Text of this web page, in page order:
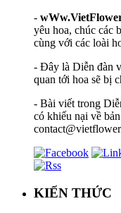
-
yêu hoa, chúc các
cùng với các loài
- Đây là Diễn đàn
quan tới hoa sẽ bị
- Bài viết trong
có khiếu nại về
KIẾN THỨC